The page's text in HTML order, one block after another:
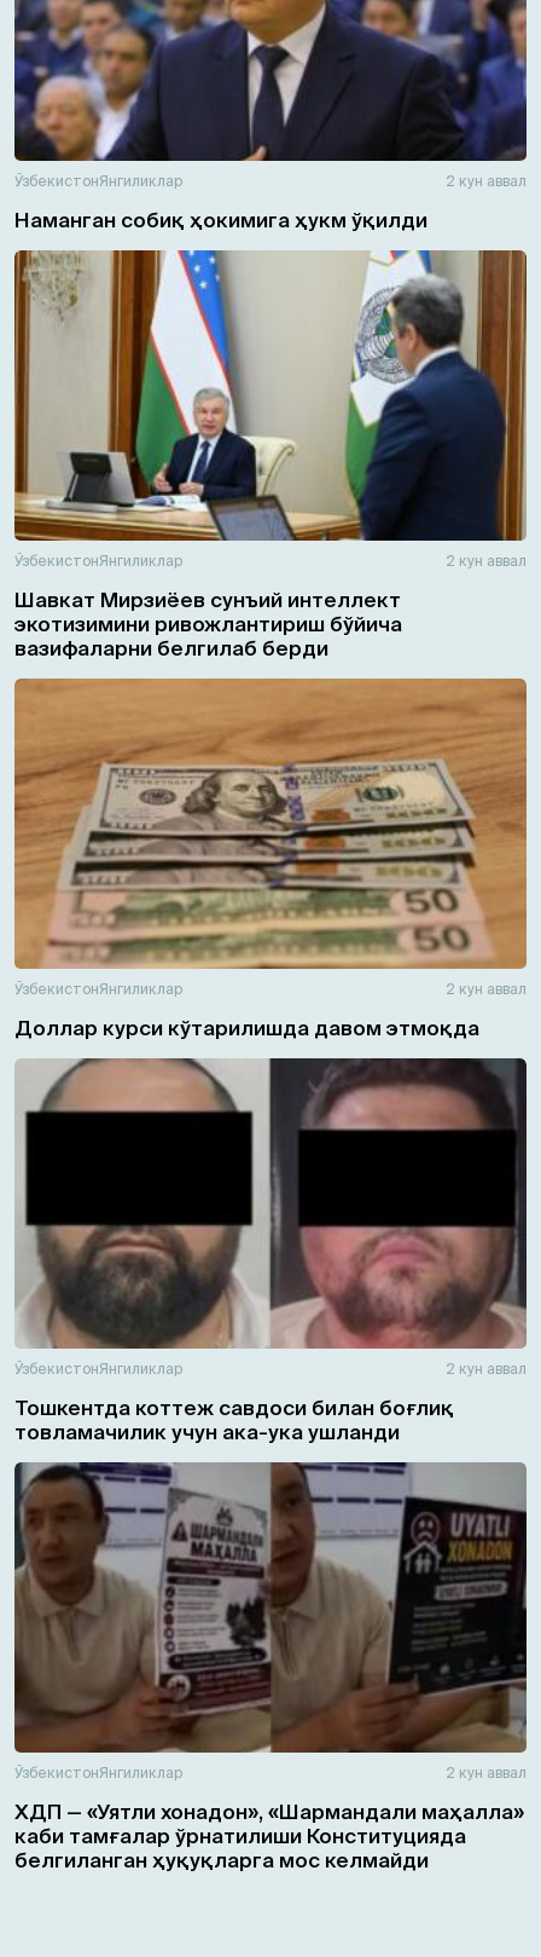
ЎзбекистонЯнгиликлар 2 кун аввал
Наманган собиқ ҳокимига ҳукм ўқилди
ЎзбекистонЯнгиликлар 2 кун аввал
Шавкат Мирзиёев сунъий интеллект
экотизимини ривожлантириш бўйича
вазифаларни белгилаб берди
ЎзбекистонЯнгиликлар 2 кун аввал
Доллар курси кўтарилишда давом этмоқда
ЎзбекистонЯнгиликлар 2 кун аввал
Тошкентда коттеж савдоси билан боғлиқ
товламачилик учун ака-ука ушланди
ЎзбекистонЯнгиликлар 2 кун аввал
ХДП — «Уятли хонадон», «Шармандали маҳалла»
каби тамғалар ўрнатилиши Конституцияда
белгиланган ҳуқуқларга мос келмайди